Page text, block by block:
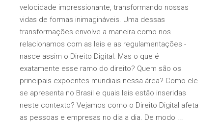
velocidade impressionante, transformando nossas
vidas de formas inimagináveis. Uma dessas
transformações envolve a maneira como nos
relacionamos com as leis e as regulamentações -
nasce assim o Direito Digital. Mas o que é
exatamente esse ramo do direito? Quem são os
principais expoentes mundiais nessa área? Como ele
se apresenta no Brasil e quais leis estão inseridas
neste contexto? Vejamos como o Direito Digital afeta
as pessoas e empresas no dia a dia. De modo